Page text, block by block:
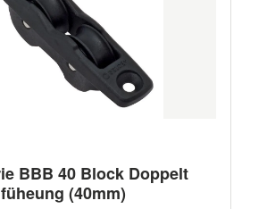
mm Gewicht 98 g
kg
(mm) 10 mm Schäkel
siehe Selden BB20,
BBB 40 Block Doppelt
(40mm)